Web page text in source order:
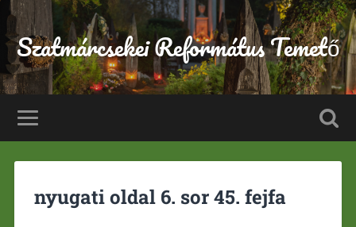
Szatmárcsekei Református Temető
nyugati oldal 6. sor 45. fejfa